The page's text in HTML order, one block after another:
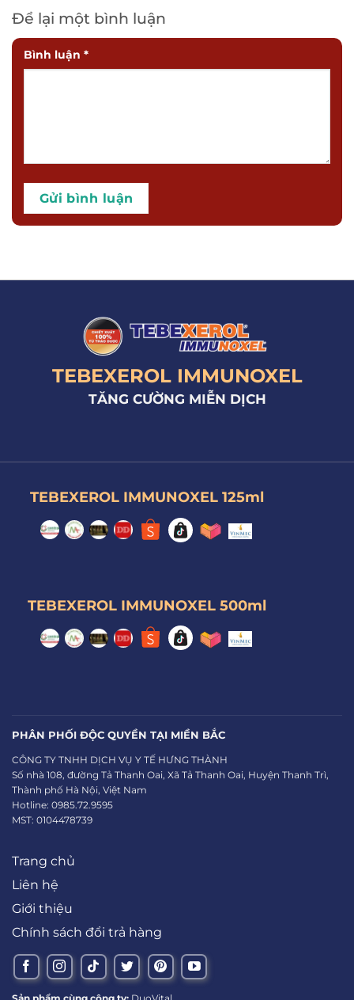
Để lại một bình luận
Bình luận *
TEBEXEROL IMMUNOXEL
TĂNG CƯỜNG MIỄN DỊCH
TEBEXEROL IMMUNOXEL 125ml
TEBEXEROL IMMUNOXEL 500ml
PHÂN PHỐI ĐỘC QUYỀN TẠI MIỀN BẮC
CÔNG TY TNHH DỊCH VỤ Y TẾ HƯNG THÀNH
Số nhà 108, đường Tả Thanh Oai, Xã Tả Thanh Oai, Huyện Thanh Trì,
Thành phố Hà Nội, Việt Nam
Hotline: 0985.72.9595
MST: 0104478739
Trang chủ
Liên hệ
Giới thiệu
Chính sách đổi trả hàng